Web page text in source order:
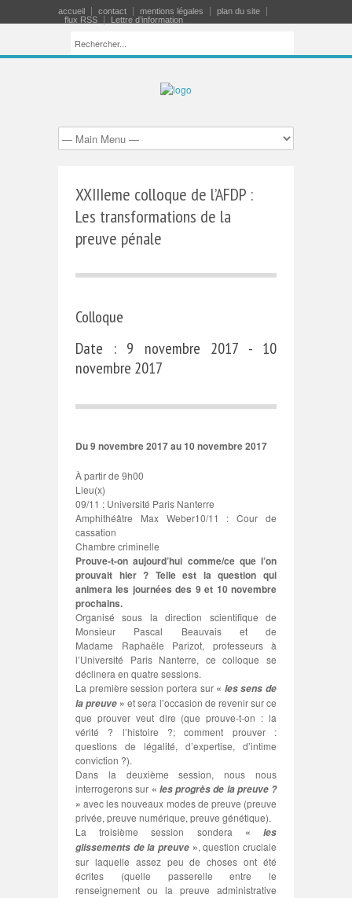
accueil contact mentions légales
plan du site
flux RSS
Lettre d’information
XXIIIeme colloque de l’AFDP :
Les transformations de la
preuve pénale
Colloque
Date : 9 novembre 2017 - 10
novembre 2017
Du 9 novembre 2017 au 10 novembre 2017
À partir de 9h00
Lieu(x)
09/11 : Université Paris Nanterre
Amphithéâtre Max Weber10/11 : Cour de
cassation
Chambre criminelle
Prouve-t-on aujourd’hui comme/ce que l’on
prouvait hier ? Telle est la question qui
animera les journées des 9 et 10 novembre
prochains.
Organisé sous la direction scientifique de
Monsieur Pascal Beauvais et de
Madame Raphaële Parizot, professeurs à
l’Université Paris Nanterre, ce colloque se
déclinera en quatre sessions.
La première session portera sur « les sens de
la preuve » et sera l’occasion de revenir sur ce
que prouver veut dire (que prouve-t-on : la
vérité ? l’histoire ?; comment prouver :
questions de légalité, d’expertise, d’intime
conviction ?).
Dans la deuxième session, nous nous
interrogerons sur « les progrès de la preuve ?
» avec les nouveaux modes de preuve (preuve
privée, preuve numérique, preuve génétique).
La troisième session sondera «les
glissements de la preuve », question cruciale
sur laquelle assez peu de choses ont été
écrites (quelle passerelle entre le
renseignement ou la preuve administrative